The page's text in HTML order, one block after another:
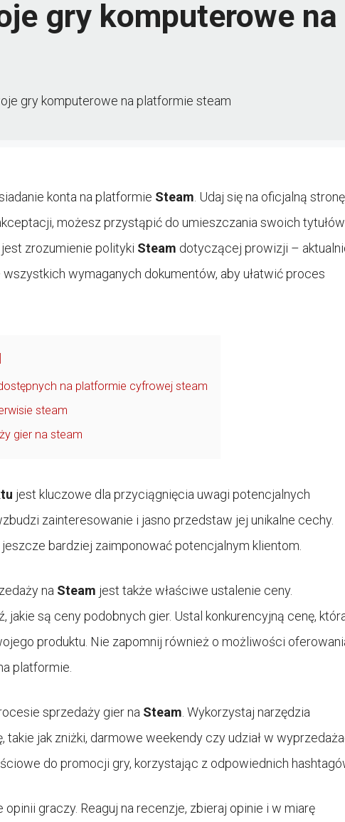
gry komputerowe
gry komputerowe na platformie steam
konta na platformie Steam . Udaj się na oficjalną
możesz przystąpić do umieszczania swoich
zrozumienie polityki Steam dotyczącej prowizji –
wymaganych dokumentów, aby ułatwić proces
na platformie cyfrowej steam
steam
gier na steam
jest kluczowe dla przyciągnięcia uwagi potencjalnych
zainteresowanie i jasno przedstaw jej unikalne cechy.
bardziej zaimponować potencjalnym klientom.
na Steam jest także właściwe ustalenie ceny.
jakie są ceny podobnych gier. Ustal konkurencyjną cenę,
produktu. Nie zapomnij również o możliwości
platformie.
sprzedaży gier na Steam . Wykorzystaj narzędzia
jak zniżki, darmowe weekendy czy udział w
do promocji gry, korzystając z odpowiednich
graczy. Reaguj na recenzje, zbieraj opinie i w miarę